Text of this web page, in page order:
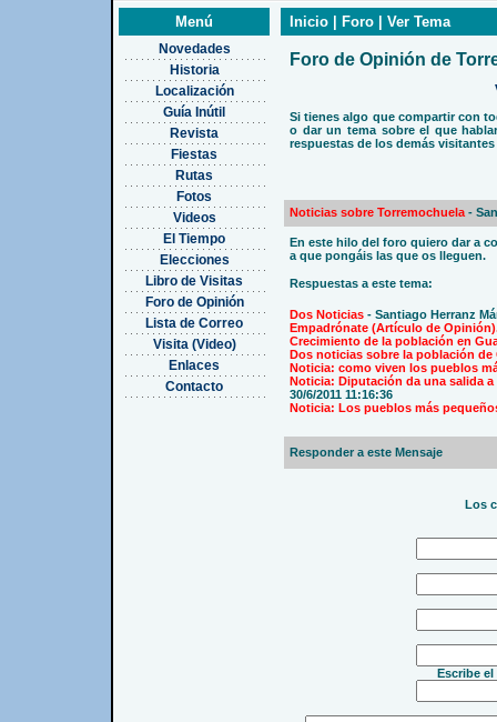
Menú
Novedades
Historia
Localización
Guía Inútil
Revista
Fiestas
Rutas
Fotos
Videos
El Tiempo
Elecciones
Libro de Visitas
Foro de Opinión
Lista de Correo
Visita (Video)
Enlaces
Contacto
Inicio | Foro | Ver Tema
Foro de Opinión de
Si tienes algo que compartir con
o dar un tema sobre el que
respuestas de los demás
Noticias sobre Torremochuela -
En este hilo del foro quiero dar a
a que pongáis las que os lleguen.
Respuestas a este tema:
Dos Noticias - Santiago Herranz
Empadrónate (Artículo de
Crecimiento de la población en
Dos noticias sobre la población de
Noticia: como viven los pueblos
Noticia: Diputación da una salida
30/6/2011 11:16:36
Noticia: Los pueblos más
Responder a este Mensaje
Los
Escribe el